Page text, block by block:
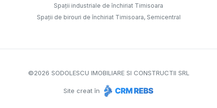
Spații industriale de închiriat Timisoara
Spații de birouri de închiriat Timisoara, Semicentral
©2026 SODOLESCU IMOBILIARE SI CONSTRUCTII SRL
Site creat în